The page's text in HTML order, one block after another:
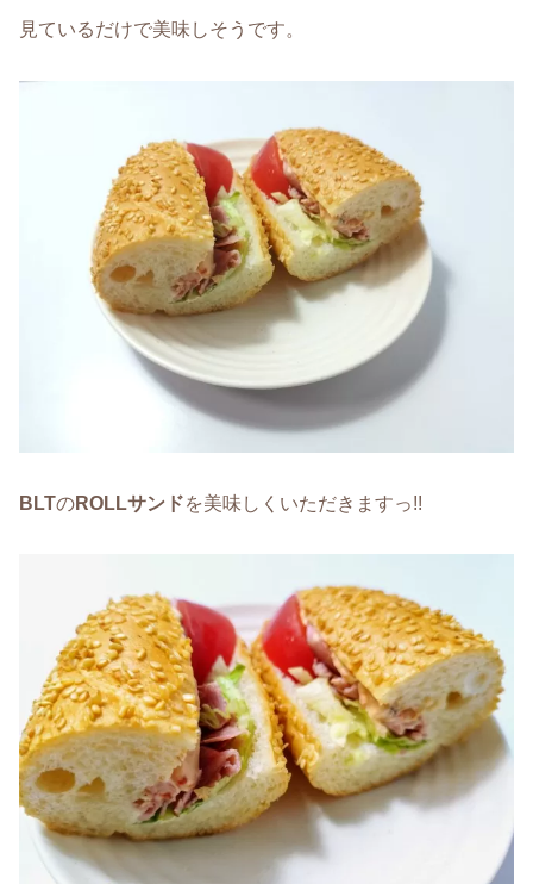
見ているだけで美味しそうです。
BLTのROLLサンドを美味しくいただきますっ!!